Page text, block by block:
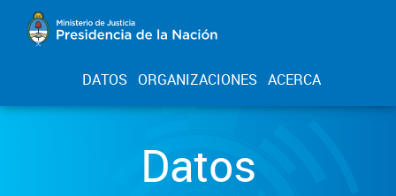
DATOS ORGANIZACIONES ACERCA
Datos